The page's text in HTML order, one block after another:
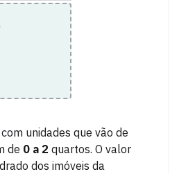
unidades que vão de
de 0 a 2 quartos. O valor
dos imóveis da